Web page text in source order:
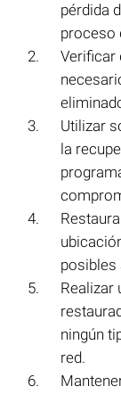
pérdida
proceso
Verificar
Utilizar
la
posibles
Realizar
ningún
red.